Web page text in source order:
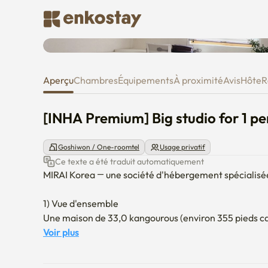
[INHA Premium] Big studio for
AperçuChambresÉquipementsÀ proximitéAvisHôte
[INHA Premium] Big studio for 1
Goshiwon / One-roomtel Usage privatif
Ce texte a été traduit automatiquement
MIRAI Korea — une société d'hébergement
1) Vue d'ensemble
Une maison de 33,0 kangourous (environ 355 pieds
situé au cœur du campus, entouré de nombreux
Voir plus